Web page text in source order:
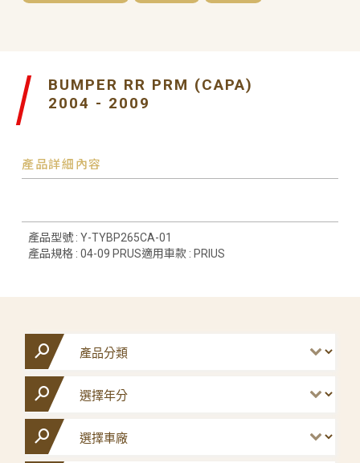
BUMPER RR PRM (CAPA)
2004 - 2009
產品詳細內容
產品型號 : Y-TYBP265CA-01
產品規格 : 04-09 PRUS適用車款 : PRIUS